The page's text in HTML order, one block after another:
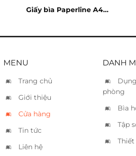
Giấy bìa Paperline A4
MENU
Trang chủ
Giới thiệu
Cửa hàng
Tin tức
Liên hệ
DANH
phòng
Bìa
Tập
Thiết